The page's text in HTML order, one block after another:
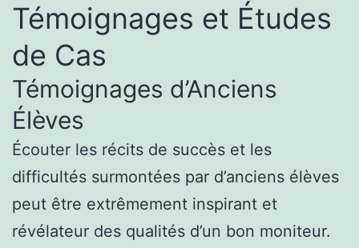
Témoignages et Études
de Cas
Témoignages d’Anciens
Élèves
Écouter les récits de succès et les
difficultés surmontées par d’anciens élèves
peut être extrêmement inspirant et
révélateur des qualités d’un bon moniteur.